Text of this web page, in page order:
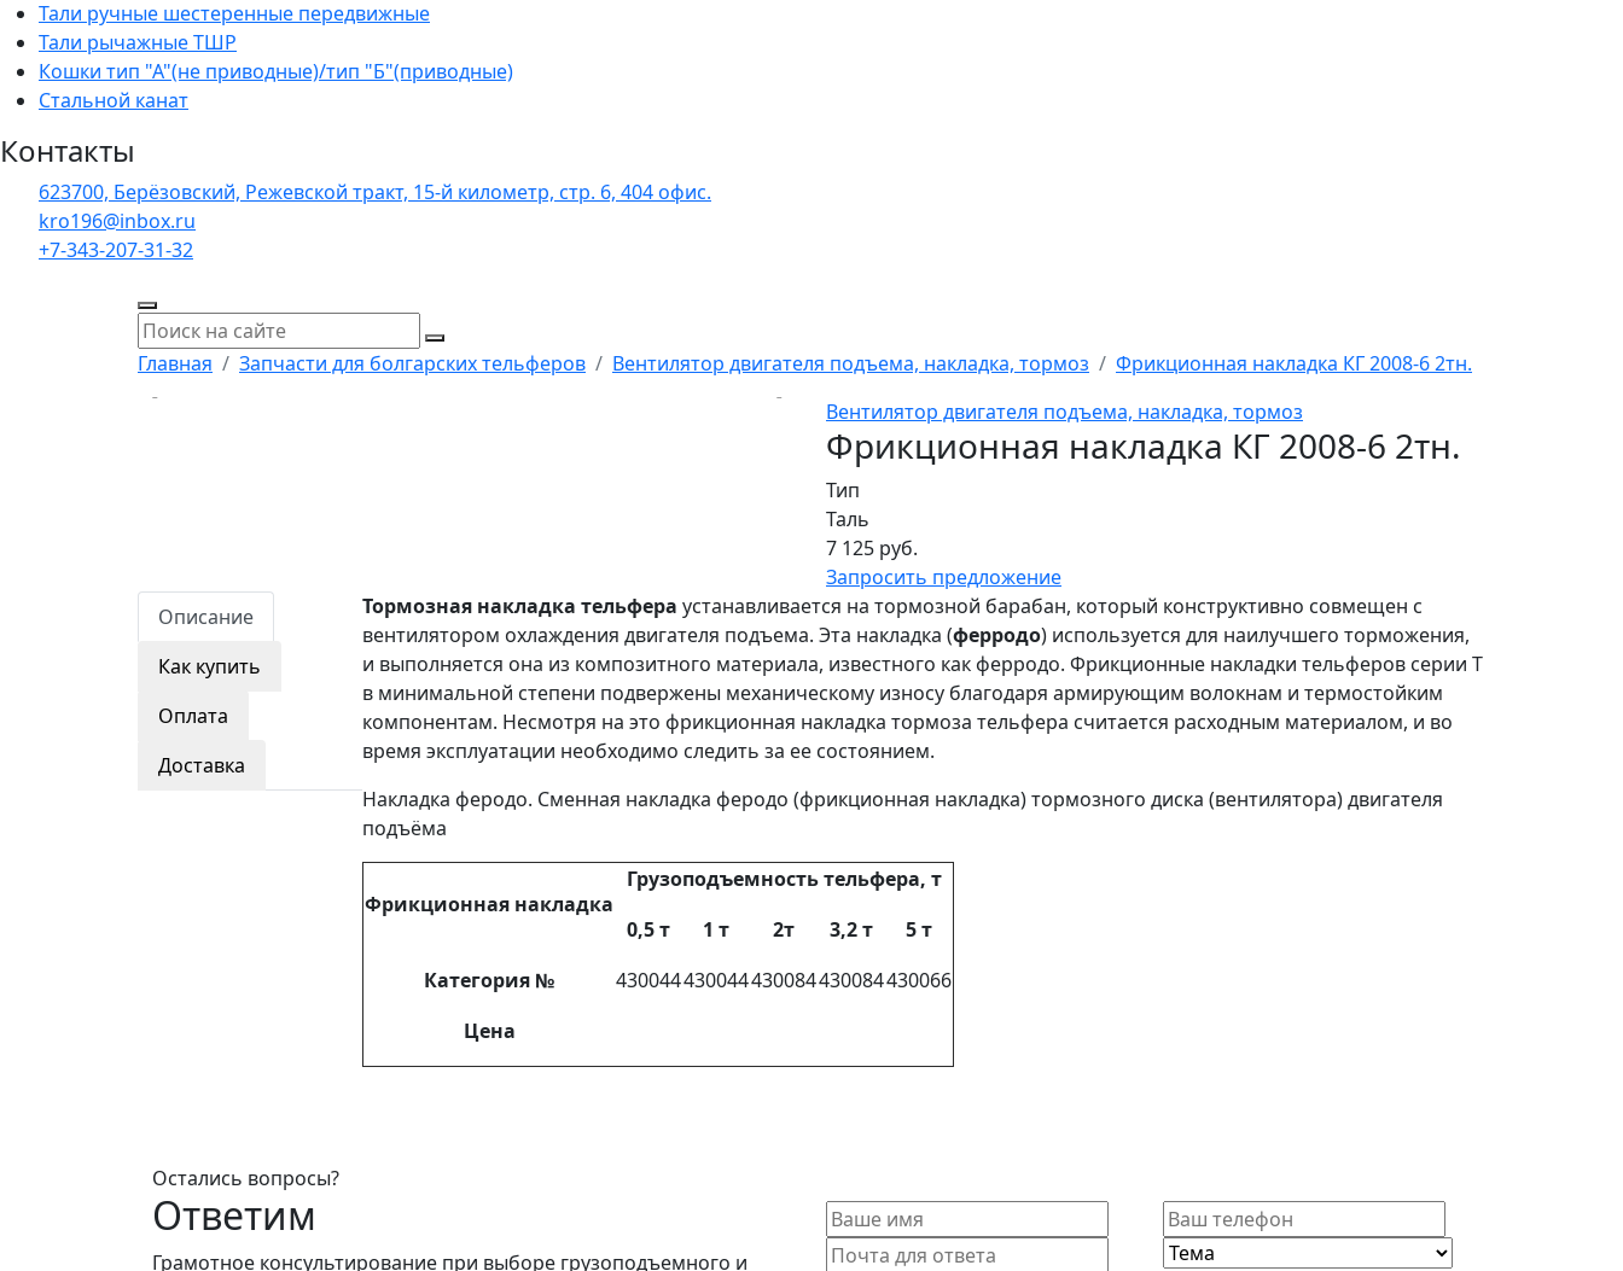
Тали ручные шестеренные передвижные
Тали рычажные ТШР
Кошки тип "А"(не приводные)/тип "Б"(приводные)
Стальной канат
Контакты
623700, Берёзовский, Режевской тракт, 15-й километр, стр. 6, 404 офис.
kro196@inbox.ru
+7-343-207-31-32
Главная Запчасти для болгарских тельферов Вентилятор двигателя подъема, накладка, тормоз
Фрикционная накладка КГ 2008-6 2тн.
Вентилятор двигателя подъема, накладка, тормоз
Фрикционная накладка КГ 2008-6 2тн.
Тип
Таль
7 125 руб.
Запросить предложение
Описание
Как купить
Оплата
Доставка
Тормозная накладка тельфера устанавливается на тормозной барабан, который конструктивно совмещен с
вентилятором охлаждения двигателя подъема. Эта накладка (ферродо) используется для наилучшего торможения,
и выполняется она из композитного материала, известного как ферродо. Фрикционные накладки тельферов серии Т
в минимальной степени подвержены механическому износу благодаря армирующим волокнам и термостойким
компонентам. Несмотря на это фрикционная накладка тормоза тельфера считается расходным материалом, и во
время эксплуатации необходимо следить за ее состоянием.
Накладка феродо. Сменная накладка феродо (фрикционная накладка) тормозного диска (вентилятора) двигателя
подъёма
Фрикционная накладка
Грузоподъемность тельфера, т
0,5 т
1 т 2т 3,2 т
5 т
Категория №
430044430044430084430084430066
Цена
Остались вопросы?
Ответим
Грамотное консультирование при выборе грузоподъемного и